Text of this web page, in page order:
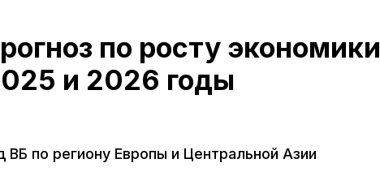
по росту экономики
и 2026 годы
ВБ по региону Европы и Центральной Азии